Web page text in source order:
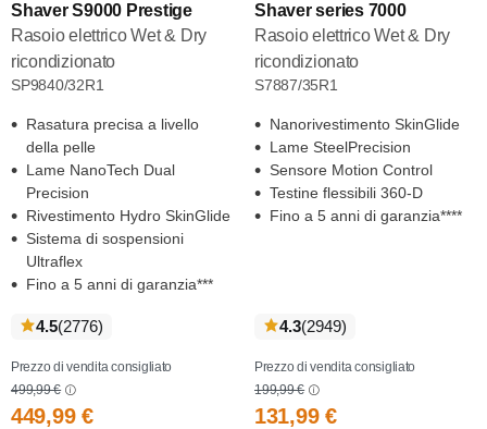
Shaver S9000 Prestige
Rasoio elettrico Wet & Dry
ricondizionato
SP9840/32R1
Rasatura precisa a livello
della pelle
Lame NanoTech Dual
Precision
Rivestimento Hydro SkinGlide
Sistema di sospensioni
Ultraflex
Fino a 5 anni di garanzia***
4.5(2776recensioni
)
Prezzo di vendita consigliato
499,99 €
449,99 €
Shaver series 7000
Rasoio elettrico Wet & Dry
ricondizionato
S7887/35R1
Nanorivestimento SkinGlide
Lame SteelPrecision
Sensore Motion Control
Testine flessibili 360-D
Fino a 5 anni di garanzia****
4.3(2949recensioni
)
Prezzo di vendita consigliato
199,99 €
131,99 €